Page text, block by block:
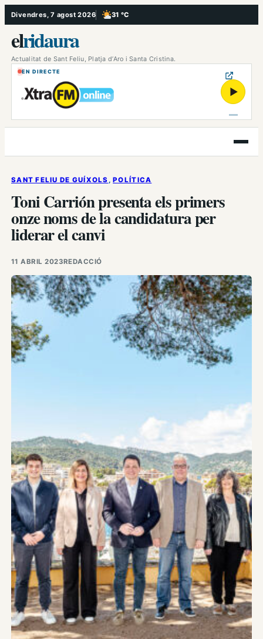
Vés
al
contingut
Divendres, 7 agost 2026 31 °C
, Poc ennuvolat
elridaura
Actualitat de Sant Feliu, Platja d’Aro i Santa Cristina.
EN DIRECTE
▶
Obre
el
SANT FELIU DE GUÍXOLS , POLÍTICA
Toni Carrión presenta els primers
onze noms de la candidatura per
liderar el canvi
11 ABRIL 2023REDACCIÓ